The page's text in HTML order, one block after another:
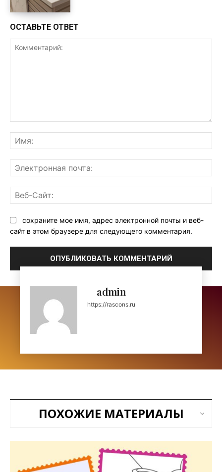
ОСТАВЬТЕ ОТВЕТ
сохраните мое имя, адрес электронной почты и веб-
сайт в этом браузере для следующего комментария.
admin
https://rascons.ru
ПОХОЖИЕ МАТЕРИАЛЫ